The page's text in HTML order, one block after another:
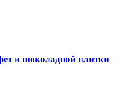
и шоколадной плитки